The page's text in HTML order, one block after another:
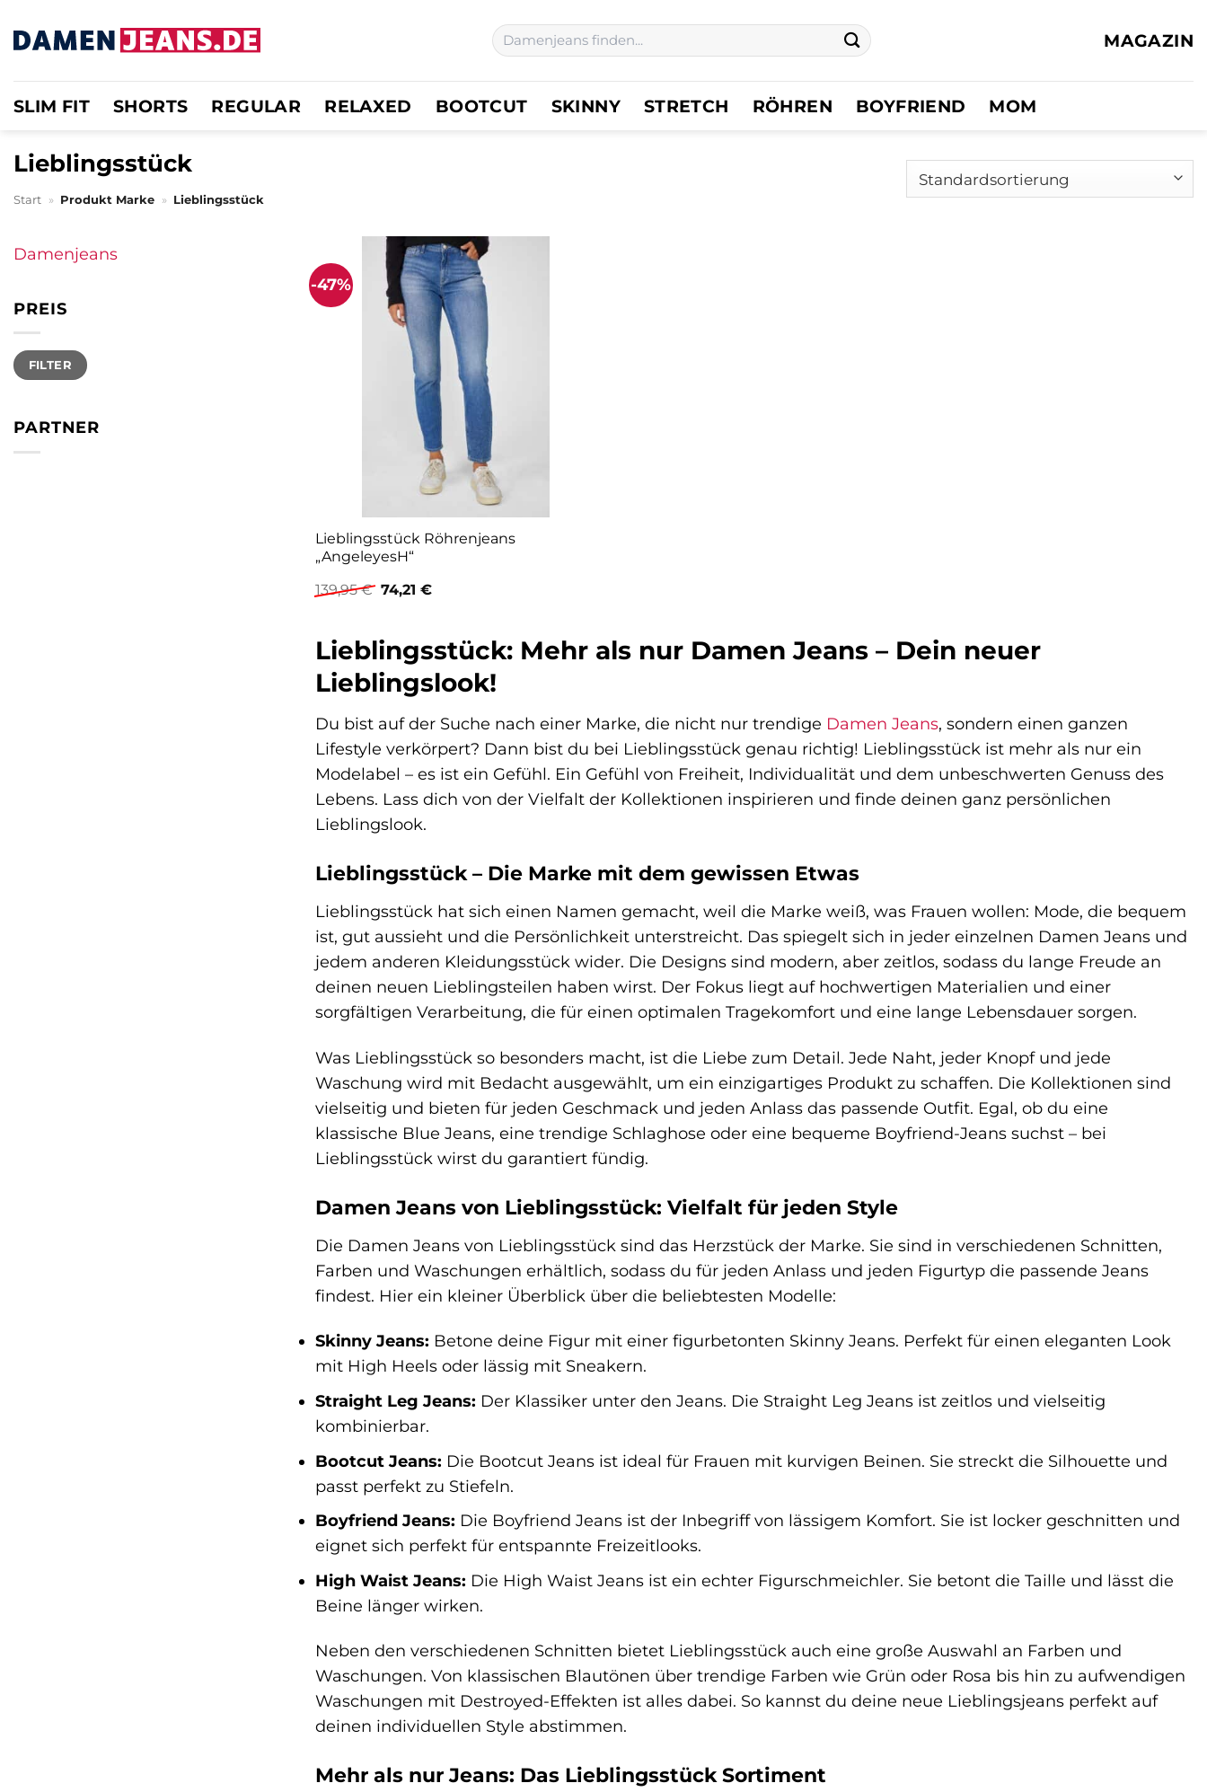
Inhalt
Suchen
nach:
MAGAZIN
SLIM FIT SHORTS REGULAR RELAXED BOOTCUT SKINNY STRETCH RÖHREN BOYFRIEND MOM
Lieblingsstück
Start » Produkt Marke » Lieblingsstück
Damenjeans
PREIS
Min.
Preis
Max.
PreisFILTER
PARTNER
-47%
Lieblingsstück Röhrenjeans
„AngeleyesH“
139,95€ Ursprünglicher
Preis
74,21 €Aktueller
Lieblingsstück: Mehr als nur Damen Jeans – Dein neuer
Lieblingslook!
Du bist auf der Suche nach einer Marke, die nicht nur trendige Damen Jeans, sondern einen ganzen
Lifestyle verkörpert? Dann bist du bei Lieblingsstück genau richtig! Lieblingsstück ist mehr als nur ein
Modelabel – es ist ein Gefühl. Ein Gefühl von Freiheit, Individualität und dem unbeschwerten Genuss des
Lebens. Lass dich von der Vielfalt der Kollektionen inspirieren und finde deinen ganz persönlichen
Lieblingslook.
Lieblingsstück – Die Marke mit dem gewissen Etwas
Lieblingsstück hat sich einen Namen gemacht, weil die Marke weiß, was Frauen wollen: Mode, die bequem
ist, gut aussieht und die Persönlichkeit unterstreicht. Das spiegelt sich in jeder einzelnen Damen Jeans und
jedem anderen Kleidungsstück wider. Die Designs sind modern, aber zeitlos, sodass du lange Freude an
deinen neuen Lieblingsteilen haben wirst. Der Fokus liegt auf hochwertigen Materialien und einer
sorgfältigen Verarbeitung, die für einen optimalen Tragekomfort und eine lange Lebensdauer sorgen.
Was Lieblingsstück so besonders macht, ist die Liebe zum Detail. Jede Naht, jeder Knopf und jede
Waschung wird mit Bedacht ausgewählt, um ein einzigartiges Produkt zu schaffen. Die Kollektionen sind
vielseitig und bieten für jeden Geschmack und jeden Anlass das passende Outfit. Egal, ob du eine
klassische Blue Jeans, eine trendige Schlaghose oder eine bequeme Boyfriend-Jeans suchst – bei
Lieblingsstück wirst du garantiert fündig.
Damen Jeans von Lieblingsstück: Vielfalt für jeden Style
Die Damen Jeans von Lieblingsstück sind das Herzstück der Marke. Sie sind in verschiedenen Schnitten,
Farben und Waschungen erhältlich, sodass du für jeden Anlass und jeden Figurtyp die passende Jeans
findest. Hier ein kleiner Überblick über die beliebtesten Modelle:
Skinny Jeans: Betone deine Figur mit einer figurbetonten Skinny Jeans. Perfekt für einen eleganten Look
mit High Heels oder lässig mit Sneakern.
Straight Leg Jeans: Der Klassiker unter den Jeans. Die Straight Leg Jeans ist zeitlos und vielseitig
kombinierbar.
Bootcut Jeans: Die Bootcut Jeans ist ideal für Frauen mit kurvigen Beinen. Sie streckt die Silhouette und
passt perfekt zu Stiefeln.
Boyfriend Jeans: Die Boyfriend Jeans ist der Inbegriff von lässigem Komfort. Sie ist locker geschnitten und
eignet sich perfekt für entspannte Freizeitlooks.
High Waist Jeans: Die High Waist Jeans ist ein echter Figurschmeichler. Sie betont die Taille und lässt die
Beine länger wirken.
Neben den verschiedenen Schnitten bietet Lieblingsstück auch eine große Auswahl an Farben und
Waschungen. Von klassischen Blautönen über trendige Farben wie Grün oder Rosa bis hin zu aufwendigen
Waschungen mit Destroyed-Effekten ist alles dabei. So kannst du deine neue Lieblingsjeans perfekt auf
deinen individuellen Style abstimmen.
Mehr als nur Jeans: Das Lieblingsstück Sortiment